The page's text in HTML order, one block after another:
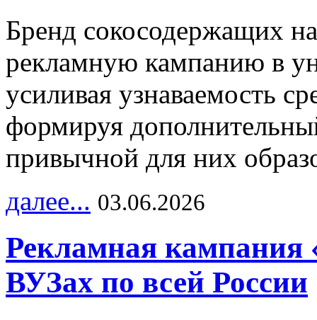
Бренд сокосодержащих
рекламную кампанию в
усиливая узнаваемость
формируя
привычной для них
далее... 03.06.2026
Рекламная кампания
ВУЗах по всей России